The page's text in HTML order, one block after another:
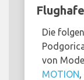
Die
von
MOTION